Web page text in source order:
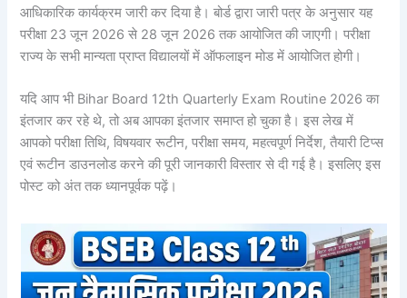
आधिकारिक कार्यक्रम जारी कर दिया है। बोर्ड द्वारा जारी पत्र के अनुसार यह
परीक्षा 23 जून 2026 से 28 जून 2026 तक आयोजित की जाएगी। परीक्षा
राज्य के सभी मान्यता प्राप्त विद्यालयों में ऑफलाइन मोड में आयोजित होगी।
यदि आप भी Bihar Board 12th Quarterly Exam Routine 2026 का
इंतजार कर रहे थे, तो अब आपका इंतजार समाप्त हो चुका है। इस लेख में
आपको परीक्षा तिथि, विषयवार रूटीन, परीक्षा समय, महत्वपूर्ण निर्देश, तैयारी टिप्स
एवं रूटीन डाउनलोड करने की पूरी जानकारी विस्तार से दी गई है। इसलिए इस
पोस्ट को अंत तक ध्यानपूर्वक पढ़ें।